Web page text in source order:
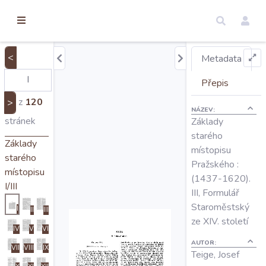
Úvod
Edice
Regesty
Mapy
<
> z 120
stránek
Základy
starého
místopisu
I/III
I II III
IV V VI
VII VIII IX
Metadata
Přepis
NÁZEV:
Základy
starého
místopisu
Pražského :
(1437-1620).
III, Formulář
Staroměstský
ze XIV. století
AUTOR:
Teige, Josef